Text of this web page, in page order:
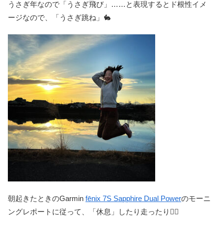
うさぎ年なので「うさぎ飛び」……と表現するとド根性イメ
ージなので、「うさぎ跳ね」🐇
朝起きたときのGarmin fēnix 7S Sapphire Dual Powerのモーニ
ングレポートに従って、「休息」したり走ったり🏃‍♀️